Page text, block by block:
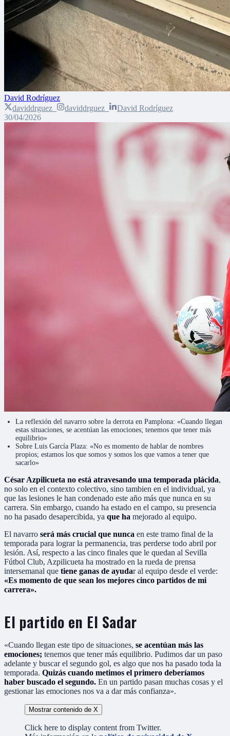
David Rodríguez
daviddrguez_
daviddrguez_
David Rodríguez
30/04/2026
La reflexión del navarro sobre la derrota en Pamplona: «Cuando llegan
estas situaciones, se acentúan las emociones; tenemos que tener más
equilibrio»
Sobre Luis García Plaza: «No es momento de hablar de nombres
propios; estamos los que somos y somos los que vamos a tener que
sacarlo»
César Azpilicueta no está atravesando una temporada plácida,
no solo en el contexto colectivo, sino tambien en el individual, ya
que las lesiones le han condenado este año más que nunca en su
carrera. Sin embargo, cuando ha estado en el campo, su presencia
no ha pasado desapercibida, ya que ha mejorado al equipo.
El navarro será más crucial que nunca en este tramo final de la
temporada para lograr la permanencia, tras perderse todo abril por
lesión. Así, respecto a las cinco finales que le quedan al Sevilla
Fútbol Club, Azpilicueta ha mostrado en la rueda de prensa
intersemanal que tiene ganas de ayudar al equipo desde el verde:
«Es momento de que sean los mejores cinco partidos de mi
carrera».
El partido en El Sadar
«Cuando llegan este tipo de situaciones, se acentúan más las
emociones; tenemos que tener más equilibrio. Pudimos dar un paso
adelante y buscar el segundo gol, es algo que nos ha pasado toda la
temporada. Quizás cuando metimos el primero deberíamos
haber buscado el segundo. En un partido pasan muchas cosas y el
gestionar las emociones nos va a dar más confianza».
Mostrar contenido de X
Click here to display content from Twitter.